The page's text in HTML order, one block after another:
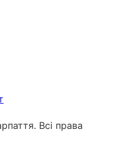
Всі права